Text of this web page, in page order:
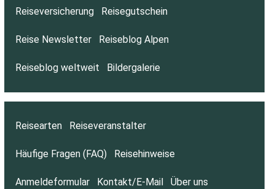
Reiseversicherung Reisegutschein
Reise Newsletter Reiseblog Alpen
Reiseblog weltweit Bildergalerie
Reisearten Reiseveranstalter
Häufige Fragen (FAQ) Reisehinweise
Anmeldeformular Kontakt/E-Mail Über uns